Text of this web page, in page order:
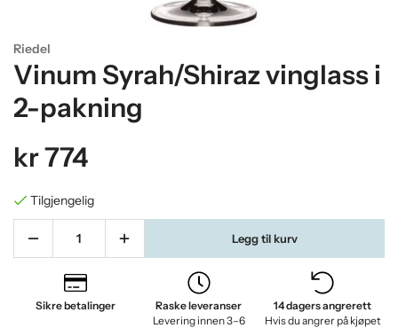
Riedel
Vinum Syrah/Shiraz vinglass i
2-pakning
kr 774
Tilgjengelig
Legg til kurv
Sikre betalinger
Raske leveranser
Levering innen 3–6
14 dagers angrerett
Hvis du angrer på kjøpet